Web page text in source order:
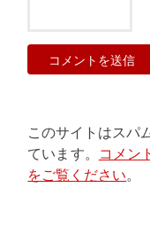
このサイトはスパ
ています。
コメン
をご覧ください。